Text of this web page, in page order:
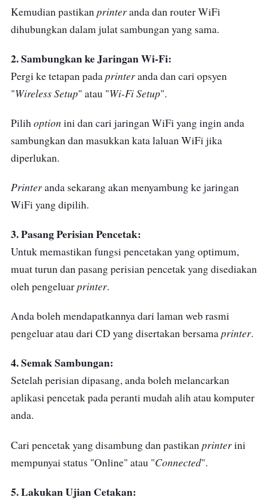
Kemudian pastikanprinteranda dan router WiFi
dihubungkan dalam julat sambungan yang sama.
2. Sambungkan ke Jaringan Wi-Fi:
Pergi ke tetapan padaprinteranda dan cari opsyen
"Wireless Setup" atau "Wi-Fi Setup".
Pilihoption ini dan cari jaringan WiFi yang ingin anda
sambungkan dan masukkan kata laluan WiFi jika
diperlukan.
Printeranda sekarang akan menyambung ke jaringan
WiFi yang dipilih.
3. Pasang Perisian Pencetak:
Untuk memastikan fungsi pencetakan yang optimum,
muat turun dan pasang perisian pencetak yang disediakan
oleh pengeluarprinter.
Anda boleh mendapatkannya dari laman web rasmi
pengeluar atau dari CD yang disertakan bersamaprinter.
4. Semak Sambungan:
Setelah perisian dipasang, anda boleh melancarkan
aplikasi pencetak pada peranti mudah alih atau komputer
anda.
Cari pencetak yang disambung dan pastikan printerini
mempunyai status "Online" atau "Connected".
5. Lakukan Ujian Cetakan: